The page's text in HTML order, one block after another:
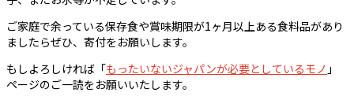
ご家庭で余っている保存食や賞味期限が1ヶ月以上ある食料品があり
ましたらぜひ、寄付をお願いします。
もしよろしければ「もったいないジャパンが必要としているモノ 」
ページのご一読をお願いいたします。